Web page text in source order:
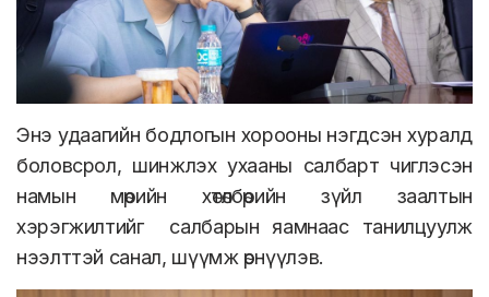
Энэ удаагийн бодлогын хорооны нэгдсэн хуралд
боловсрол, шинжлэх ухааны салбарт чиглэсэн
намын мөрийн хөтөлбөрийн зүйл заалтын
хэрэгжилтийг салбарын яамнаас танилцуулж
нээлттэй санал, шүүмж өрнүүлэв.